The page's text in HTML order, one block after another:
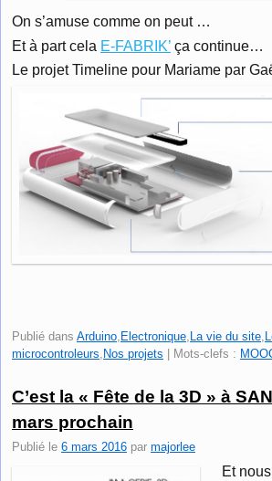
On s’amuse comme on peut …
Et à part cela E-FABRIK’ ça continue…
Le projet Timeline pour Mariame par
Publié dans Arduino Electronique La vie du site
microcontroleurs Nos projets | Mots-clefs :
C’est la « Fête de la 3D » à
mars prochain
Publié le 6 mars 2016 par majorlee
Et